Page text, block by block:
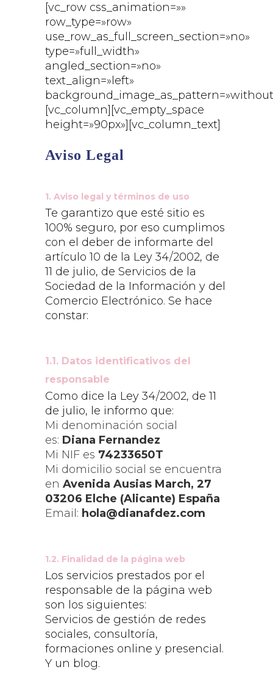
[vc_row css_animation=»»
row_type=»row»
use_row_as_full_screen_section=»no»
type=»full_width»
angled_section=»no»
text_align=»left»
[vc_column][vc_empty_space
height=»90px»][vc_column_text]
Aviso Legal
1. Aviso legal y términos de uso
Te garantizo que esté sitio es
100% seguro, por eso cumplimos
con el deber de informarte del
artículo 10 de la Ley 34/2002, de
11 de julio, de Servicios de la
Sociedad de la Información y del
Comercio Electrónico. Se hace
constar:
1.1. Datos identificativos del
responsable
Como dice la Ley 34/2002, de 11
de julio, le informo que:
Mi denominación social
es: Diana Fernandez
Mi NIF es 74233650T
Mi domicilio social se encuentra
en Avenida Ausias March, 27
03206 Elche (Alicante) España
Email: hola@dianafdez.com
1.2. Finalidad de la página web
Los servicios prestados por el
responsable de la página web
son los siguientes:
Servicios de gestión de redes
sociales, consultoría,
formaciones online y presencial.
Y un blog.